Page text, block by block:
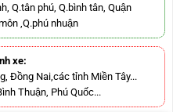
Q.tân phú, Q.bình tân, Quận
,Q.phú nhuận
xe:
Đồng Nai,các tỉnh Miền Tây...
Thuận, Phú Quốc...